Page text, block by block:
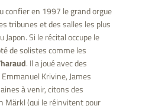
confier en 1997 le grand orgue
tribunes et des salles les plus
Si le récital occupe le
de solistes comme les
. Il a joué avec des
Krivine, James
à venir, citons des
Märkl (qui le réinvitent pour